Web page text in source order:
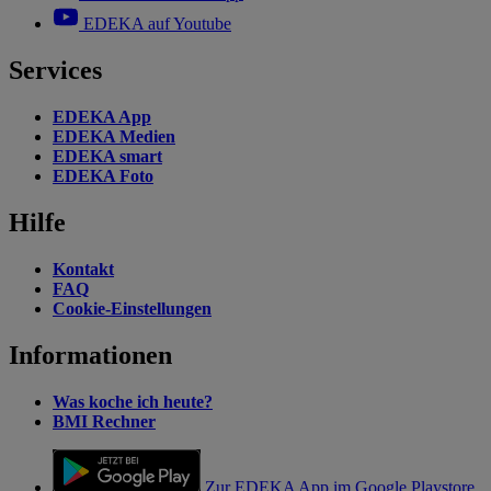
EDEKA auf Youtube
Services
EDEKA App
EDEKA Medien
EDEKA smart
EDEKA Foto
Hilfe
Kontakt
FAQ
Cookie-Einstellungen
Informationen
Was koche ich heute?
BMI Rechner
Zur EDEKA App im Google Playstore